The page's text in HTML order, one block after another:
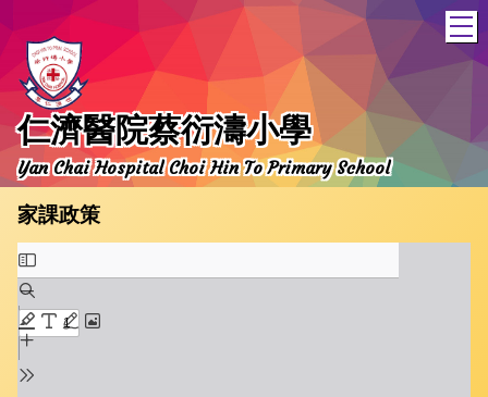
仁濟醫院蔡衍濤小學
Yan Chai Hospital Choi Hin To Primary School
家課政策